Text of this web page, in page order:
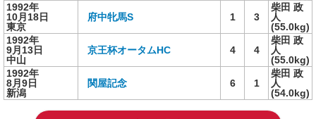
1992年
10月18日
東京
府中牝馬S 1 3
柴田 政
人
(55.0kg)
1992年
9月13日
中山
京王杯オータムHC 4 4
柴田 政
人
(55.0kg)
1992年
8月9日
新潟
関屋記念 6 1
柴田 政
人
(54.0kg)